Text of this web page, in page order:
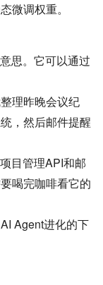
微调权重。
思。它可以通过
理昨晚会议纪
，然后邮件提醒
目管理API和邮
喝完咖啡看它的
Agent进化的下